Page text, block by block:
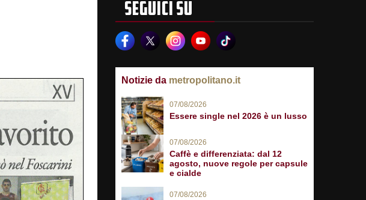
SEGUICI SU
Notizie da metropolitano.it
07/08/2026
Essere single nel 2026 è un lusso
07/08/2026
Caffè e differenziata: dal 12
agosto, nuove regole per capsule
e cialde
07/08/2026